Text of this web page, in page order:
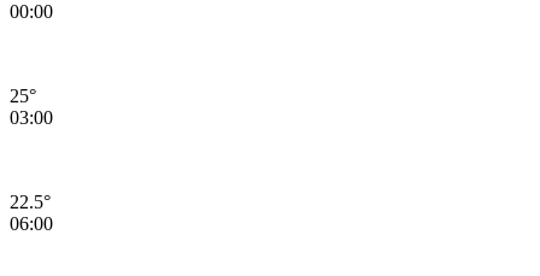
00:00
25°
03:00
22.5°
06:00